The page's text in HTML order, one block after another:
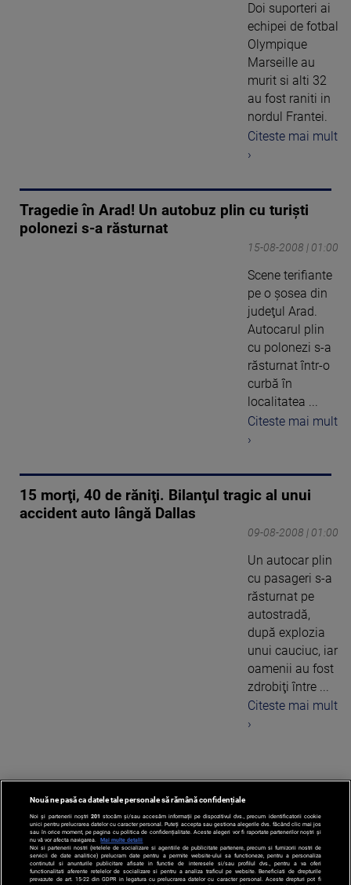
Doi suporteri ai
echipei de fotbal
Olympique
Marseille au
murit si alti 32
au fost raniti in
nordul Frantei.
Citeste mai mult
›
Tragedie în Arad! Un autobuz plin cu turişti
polonezi s-a răsturnat
15-08-2008 | 01:00
Scene terifiante
pe o şosea din
judeţul Arad.
Autocarul plin
cu polonezi s-a
răsturnat într-o
curbă în
localitatea ...
Citeste mai mult
›
15 morţi, 40 de răniţi. Bilanţul tragic al unui
accident auto lângă Dallas
09-08-2008 | 01:00
Un autocar plin
cu pasageri s-a
răsturnat pe
autostradă,
după explozia
unui cauciuc, iar
oamenii au fost
zdrobiţi între ...
Citeste mai mult
›
‹ 1 ... 9
Nouă ne pasă ca datele tale personale să rămână confidențiale
Noi și partenerii noștri 201 stocăm și/sau accesăm informații pe dispozitivul dvs., precum identificatorii cookie
unici pentru prelucrarea datelor cu caracter personal. Puteți accepta sau gestiona alegerile dvs. făcând clic mai jos
sau în orice moment, pe pagina cu politica de confidențialitate. Aceste alegeri vor fi raportate partenerilor noștri și
nu vă vor afecta navigarea.
Mai multe detalii
Noi si partenerii nostri (retelele de socializare si agentiile de publicitate partenere, precum si furnizorii nostri de
servicii de date analitice) prelucram date pentru a permite website-ului sa functioneze, pentru a personaliza
continutul si anunturile publicitare afisate in functie de interesele si/sau profilul dvs., pentru a va oferi
functionalitati aferente retelelor de socializare si pentru a analiza traficul pe website. Beneficiati de drepturile
prevazute de art. 15-22 din GDPR in legatura cu prelucrarea datelor cu caracter personal. Aceste drepturi pot fi